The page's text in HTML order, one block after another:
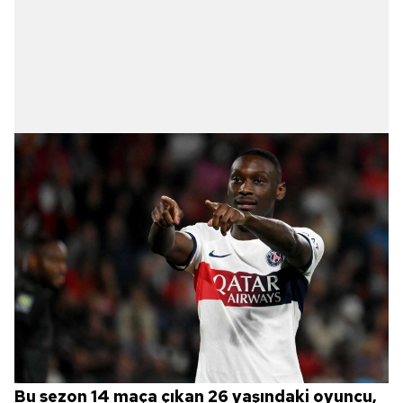
Bu sezon 14 maça çıkan 26 yaşındaki oyuncu,